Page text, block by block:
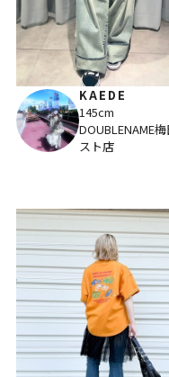
KAEDE
145cm
DOUBLENAME
スト店